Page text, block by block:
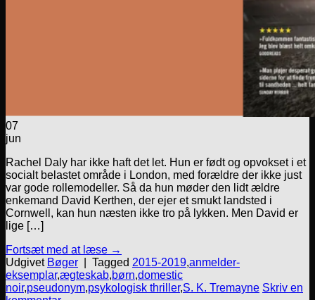
07
jun
Rachel Daly har ikke haft det let. Hun er født og opvokset i et
socialt belastet område i London, med forældre der ikke just
var gode rollemodeller. Så da hun møder den lidt ældre
enkemand David Kerthen, der ejer et smukt landsted i
Cornwell, kan hun næsten ikke tro på lykken. Men David er
lige […]
Fortsæt med at læse →
Udgivet Bøger Tagged 2015-2019,anmelder-
eksemplar,ægteskab,børn,domestic
noir,pseudonym,psykologisk thriller,S. K. Tremayne Skriv en